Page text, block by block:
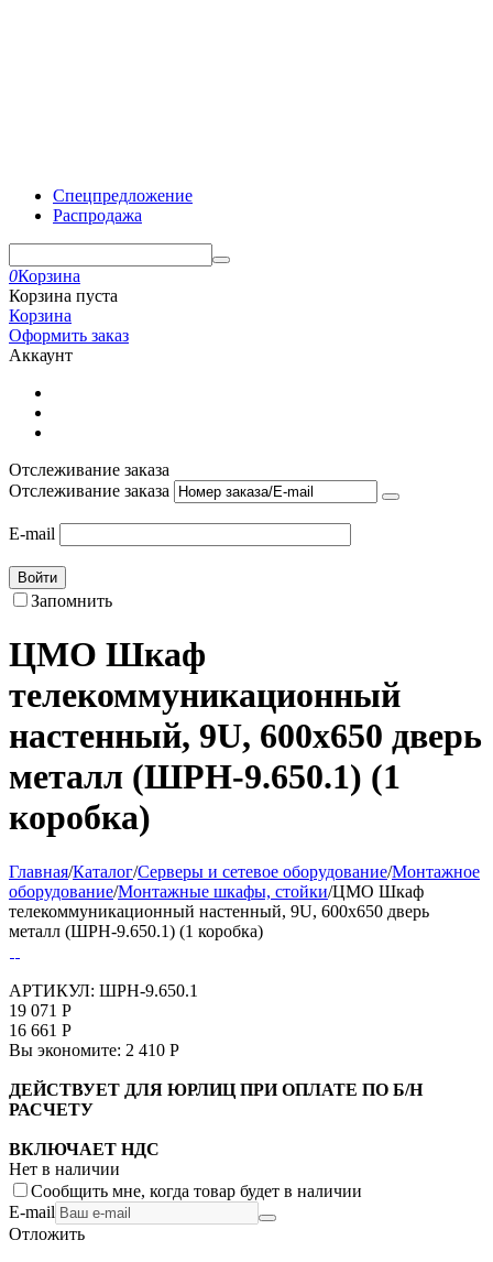
Спецпредложение
Распродажа
0Корзина
Корзина пуста
Корзина
Оформить заказ
Аккаунт
Отслеживание заказа
Отслеживание заказа
E-mail
Войти
Запомнить
ЦМО Шкаф
телекоммуникационный
настенный, 9U, 600x650 дверь
металл (ШРН-9.650.1) (1
коробка)
Главная/Каталог/Серверы и сетевое оборудование/Монтажное
оборудование/Монтажные шкафы, стойки/ЦМО Шкаф
телекоммуникационный настенный, 9U, 600x650 дверь
металл (ШРН-9.650.1) (1 коробка)
АРТИКУЛ: ШРН-9.650.1
19 071 Р
16 661 Р
Вы экономите: 2 410 Р
ДЕЙСТВУЕТ ДЛЯ ЮРЛИЦ ПРИ ОПЛАТЕ ПО Б/Н
РАСЧЕТУ
ВКЛЮЧАЕТ НДС
Нет в наличии
Сообщить мне, когда товар будет в наличии
E-mail
Отложить